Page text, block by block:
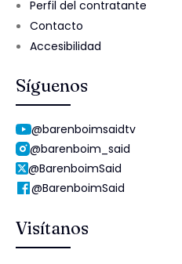
Perfil del contratante
Contacto
Accesibilidad
Síguenos
@barenboimsaidtv
@barenboim_said
@BarenboimSaid
@BarenboimSaid
Visítanos